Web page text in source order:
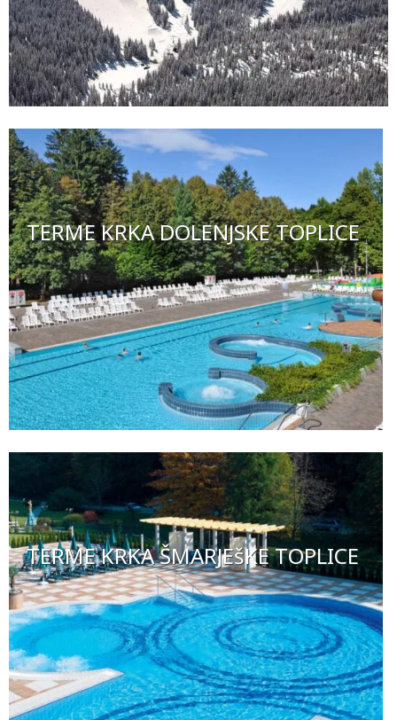
TERME KRKA DOLENJSKE TOPLICE
TERME KRKA ŠMARJEšKE TOPLICE